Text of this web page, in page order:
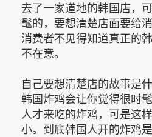
去了一家道地的韩国店，
髦的，要想清楚店面要给
消费者不见得知道真正的
不在意。
自己要想清楚店的故事是
韩国炸鸡会让你觉得很时
人才来吃的炸鸡，可是这
小。到底韩国人开的炸鸡